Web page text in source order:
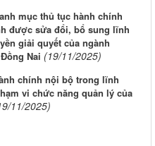
mục thủ tục hành chính
được sửa đổi, bổ sung lĩnh
giải quyết của ngành
Nai (19/11/2025)
chính nội bộ trong lĩnh
vi chức năng quản lý của
11/2025)